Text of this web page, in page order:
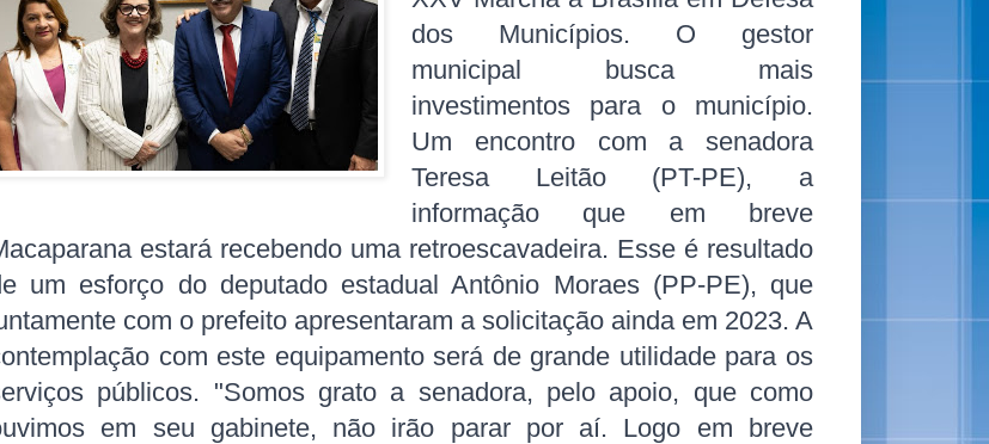
dos Municípios. O gestor
municipal busca mais
investimentos para o município.
Um encontro com a senadora
Teresa Leitão (PT-PE), a
informação que em breve
estará recebendo uma retroescavadeira. Esse é resultado
um esforço do deputado estadual Antônio Moraes (PP-PE), que
com o prefeito apresentaram a solicitação ainda em 2023. A
com este equipamento será de grande utilidade para os
públicos. "Somos grato a senadora, pelo apoio, que como
em seu gabinete, não irão parar por aí. Logo em breve